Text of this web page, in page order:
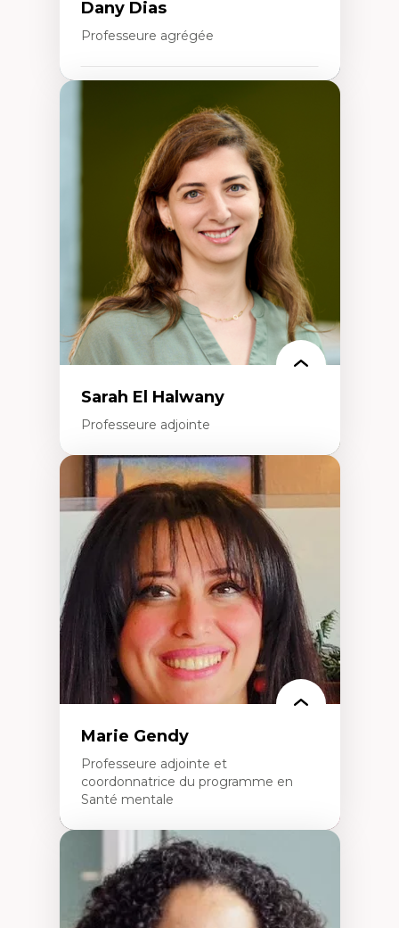
Dany Dias
Professeure agrégée
Pédagogies critiques et justice sociale
Éthique relationnelle et sollicitude en
Décolonisation et autochtonisation de la
formation à l’enseignement
Littératie et didactique du français
Éducation inclusive
Formation à l’enseignement en contexte
francophone minoritaire
Identité linguistique et culturelle
Recherche-action et approches
participatives
Leadership éducatif et pratiques réflexives
Éducation durable et bien-être en
enseignement
Sarah El Halwany
Professeure adjointe
Expertises
Les apports pédagogiques des théories de
l'affect, du posthumanisme, du féminisme
dans l'éducation aux sciences
L'apprentissage des sciences/STIM dans une
perspective socioécologique de care
L’insertion professionnelle des
enseignant.e.s
Marie Gendy
Professeure adjointe et
coordonnatrice du programme en
Santé mentale
Expertises
Neuropsychiatrie et neurosciences
Direction d'essais cliniques
Analyse des politiques et pratiques en santé